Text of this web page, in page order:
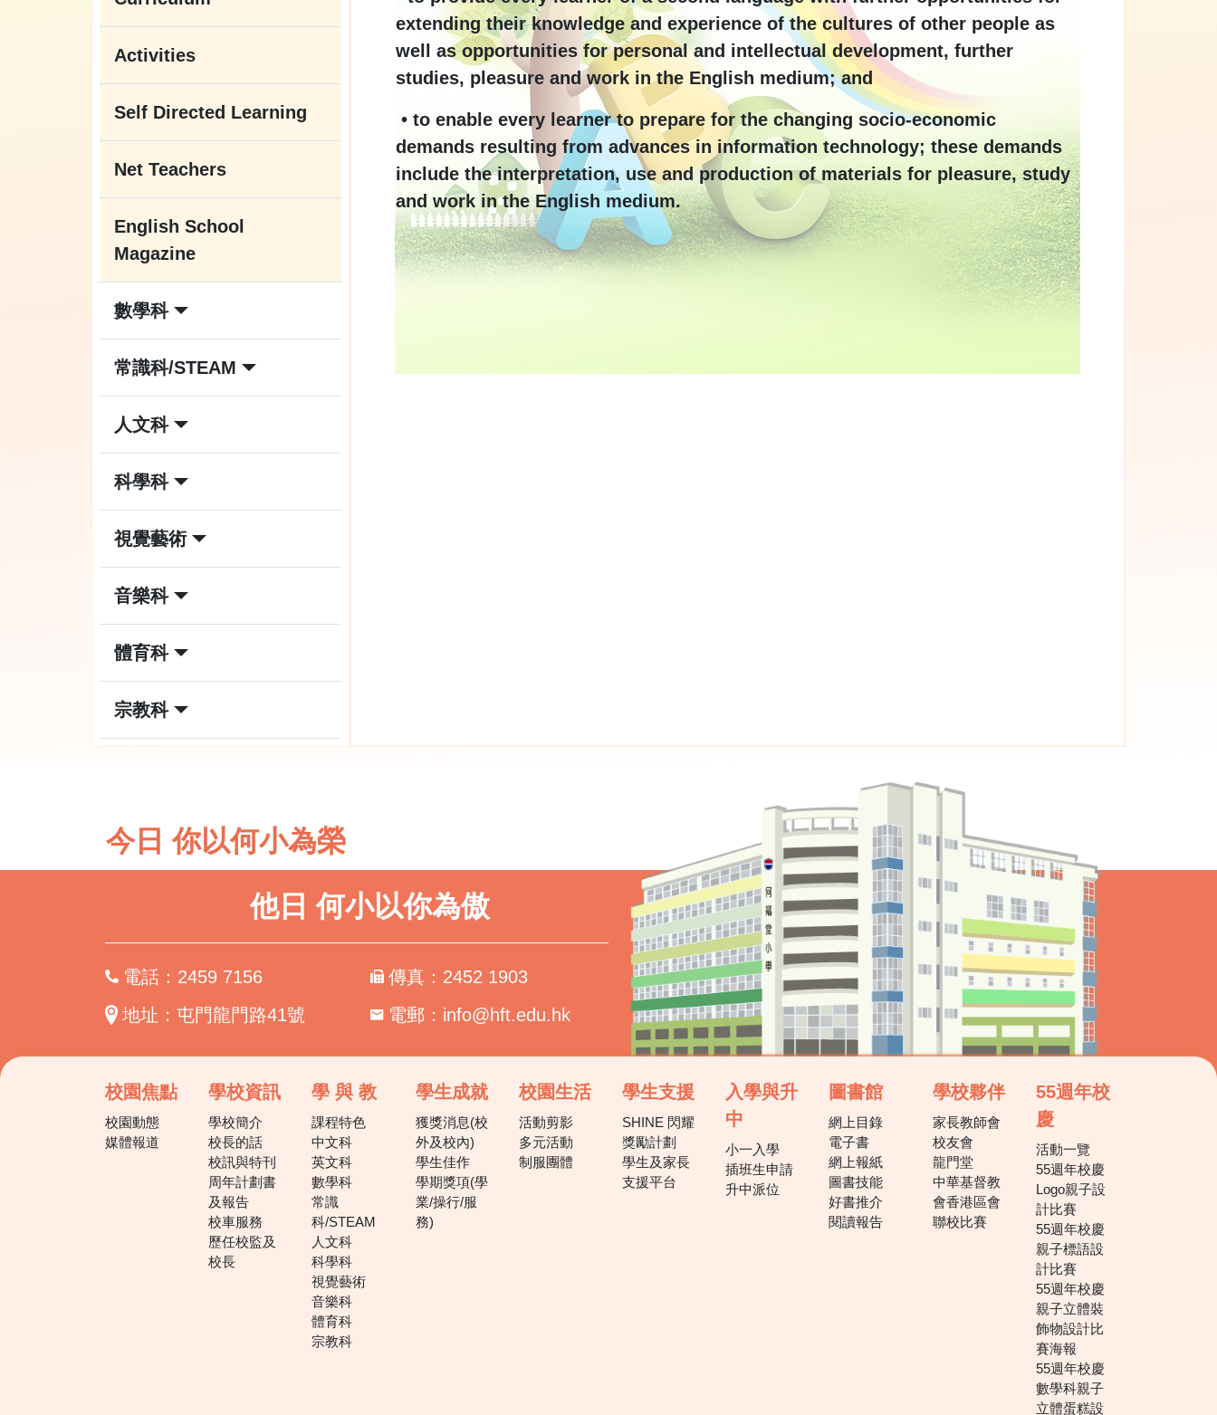
Activities
Self Directed Learning
Net Teachers
English School
Magazine
數學科
常識科/STEAM
人文科
科學科
視覺藝術
音樂科
體育科
宗教科
extending their knowledge and experience of the cultures of other people as
well as opportunities for personal and intellectual development, further
studies, pleasure and work in the English medium; and
• to enable every learner to prepare for the changing socio-economic
demands resulting from advances in information technology; these demands
include the interpretation, use and production of materials for pleasure, study
and work in the English medium.
今日 你以何小為榮
他日 何小以你為傲
電話：2459 7156
傳真：2452 1903
地址：屯門龍門路41號
電郵： info@hft.edu.hk
校園焦點
校園動態
媒體報道
學校資訊
學校簡介
校長的話
校訊與特刊
周年計劃書
及報告
校車服務
歷任校監及
校長
學 與 教
課程特色
中文科
英文科
數學科
常識
科/STEAM
人文科
科學科
視覺藝術
音樂科
體育科
宗教科
學生成就
獲獎消息(校
外及校內)
學生佳作
學期獎項(學
業/操行/服
務)
校園生活
活動剪影
多元活動
制服團體
學生支援
SHINE 閃耀
獎勵計劃
學生及家長
支援平台
入學與升
中
小一入學
插班生申請
升中派位
圖書館
網上目錄
電子書
網上報紙
圖書技能
好書推介
閱讀報告
學校夥伴
家長教師會
校友會
龍門堂
中華基督教
會香港區會
聯校比賽
55週年校
慶
活動一覽
55週年校慶
Logo親子設
計比賽
55週年校慶
親子標語設
計比賽
55週年校慶
親子立體裝
飾物設計比
賽海報
55週年校慶
數學科親子
立體蛋糕設